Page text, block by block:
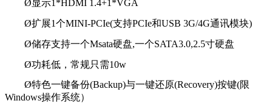
Ø显示1*HDMI 1.4+1*VGA
Ø扩展1个MINI-PCIe(支持PCIe和USB 3G/4G通讯模块)
Ø储存支持一个Msata硬盘,一个SATA3.0,2.5寸硬盘
Ø功耗低，常规只需10w
Ø特色一键备份(Backup)与一键还原(Recovery)按键(限
Windows操作系统）